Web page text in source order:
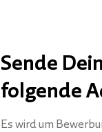
Sende
folgende
Es wird um